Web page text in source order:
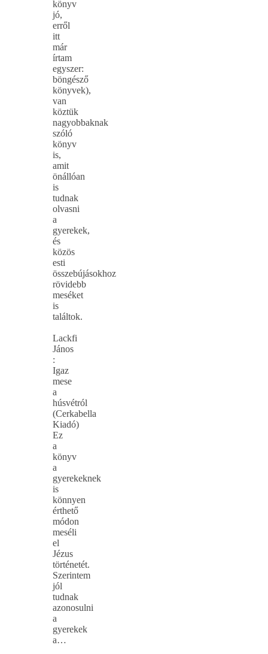
könyv
jó,
erről
itt
már
írtam
egyszer:
böngésző
könyvek),
van
köztük
nagyobbaknak
szóló
könyv
is,
amit
önállóan
is
tudnak
olvasni
a
gyerekek,
és
közös
esti
összebújásokhoz
rövidebb
meséket
is
találtok.
Lackfi
János
:
Igaz
mese
a
húsvétról
(Cerkabella
Kiadó)
Ez
a
könyv
a
gyerekeknek
is
könnyen
érthető
módon
meséli
el
Jézus
történetét.
Szerintem
jól
tudnak
azonosulni
a
gyerekek
a…